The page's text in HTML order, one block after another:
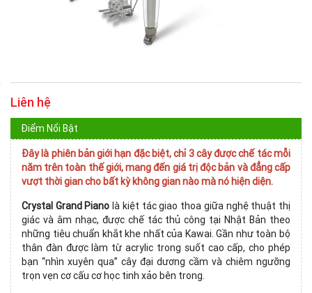
Liên hệ
Điểm Nổi Bật
Đây là phiên bản giới hạn đặc biệt, chỉ 3 cây được chế tác mỗi
năm trên toàn thế giới, mang đến giá trị độc bản và đẳng cấp
vượt thời gian cho bất kỳ không gian nào mà nó hiện diện.
Crystal Grand Piano là kiệt tác giao thoa giữa nghệ thuật thị
giác và âm nhạc, được chế tác thủ công tại Nhật Bản theo
những tiêu chuẩn khắt khe nhất của Kawai. Gần như toàn bộ
thân đàn được làm từ acrylic trong suốt cao cấp, cho phép
bạn “nhìn xuyên qua” cây đại dương cầm và chiêm ngưỡng
trọn vẹn cơ cấu cơ học tinh xảo bên trong.